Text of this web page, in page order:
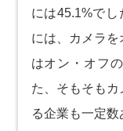
には45.1%で
には、カメラ
はオン・オフ
た、そもそも
る企業も一定数